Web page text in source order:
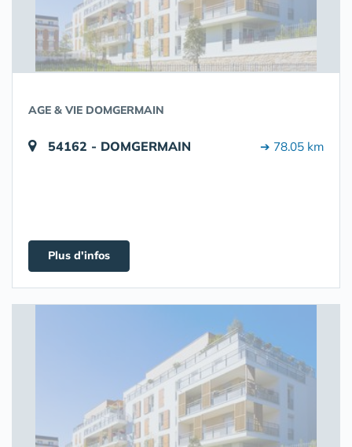
AGE & VIE DOMGERMAIN
54162 - DOMGERMAIN ➔ 78.05 km
Plus d'infos